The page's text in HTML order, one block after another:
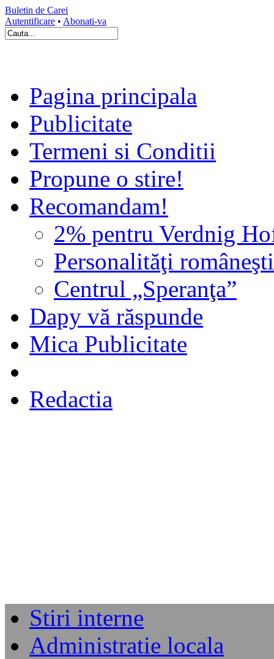
Buletin de Carei
Autentificare • Abonati-va
Pagina principala
Publicitate
Termeni si Conditii
Propune o stire!
Recomandam!
2% pentru Verdnig
Personalităţi româneşti
Centrul „Speranţa”
Dapy vă răspunde
Mica Publicitate
Redactia
Stiri interne
Administratie locala